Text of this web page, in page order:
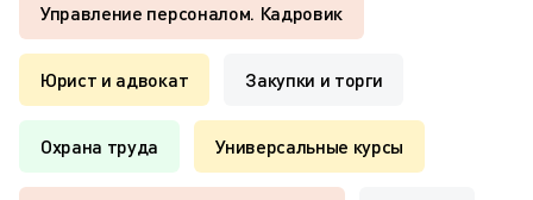
Управление персоналом. Кадровик
Юрист и адвокат Закупки и торги
Охрана труда Универсальные курсы